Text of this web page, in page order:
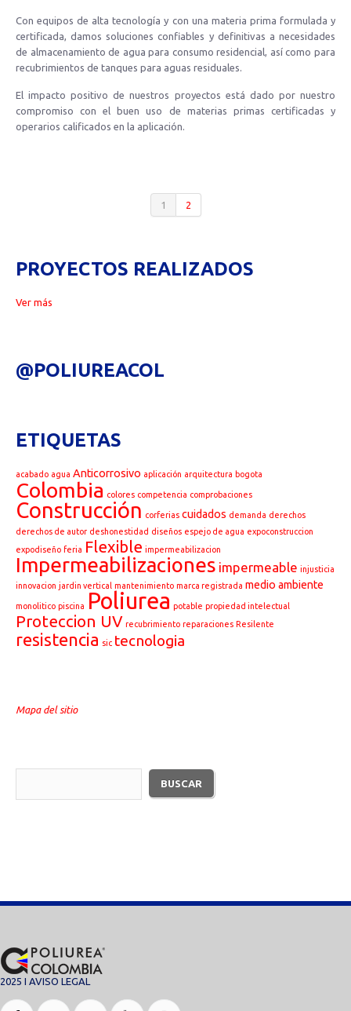
Con equipos de alta tecnología y con una materia prima formulada y
certificada, damos soluciones confiables y definitivas a necesidades
de almacenamiento de agua para consumo residencial, así como para
recubrimientos de tanques para aguas residuales.
El impacto positivo de nuestros proyectos está dado por nuestro
compromiso con el buen uso de materias primas certificadas y
operarios calificados en la aplicación.
1 2
PROYECTOS REALIZADOS
Ver más
@POLIUREACOL
ETIQUETAS
acabado agua Anticorrosivo aplicación arquitectura bogota
Colombia colores competencia comprobaciones
Construcción corferias cuidados demanda derechos
derechos de autor deshonestidad diseños espejo de agua expoconstruccion
expodiseño feria Flexible impermeabilizacion
Impermeabilizaciones impermeable injusticia
innovacion jardin vertical mantenimiento marca registrada medio ambiente
monolitico piscina Poliurea potable propiedad intelectual
Proteccion UV recubrimiento reparaciones Resilente
resistencia sic tecnologia
Mapa del sitio
2025 I AVISO LEGAL